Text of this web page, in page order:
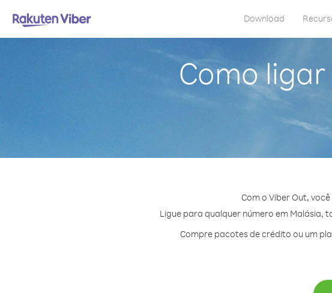
Download
Como
Com o Viber Out,
Ligue para qualquer número em Malásia,
Compre pacotes de crédito ou um